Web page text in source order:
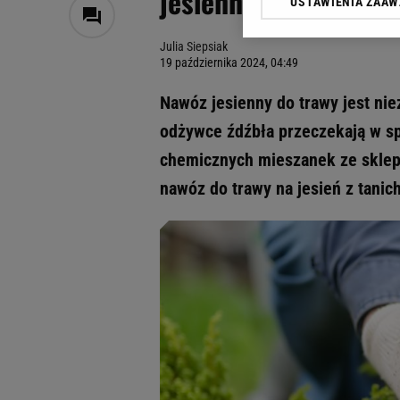
Julia Siepsiak
19 października 2024, 04:49
Nawóz jesienny do trawy jest
odżywce źdźbła przeczekają w
chemicznych mieszanek ze
nawóz do trawy na jesień z
Klikając „Akceptuję”
odnośnik „Ustawienia
My, nasi Zaufani
Użycie dokładnych
Przechowywanie
badnie odbiorców i